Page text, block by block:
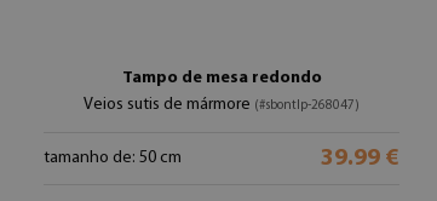
Tampo de mesa redondo
Veios sutis de mármore (#sbontlp-268047)
tamanho de: 50 cm 39.99 €